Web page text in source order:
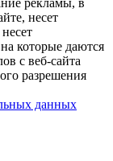
несет
которые даются
с веб-сайта
разрешения
данных